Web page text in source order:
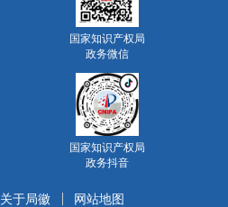
国家知识产权局
政务微信
国家知识产权局
政务抖音
关于局徽 网站地图